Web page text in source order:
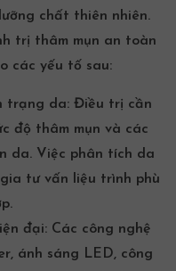
chất thiên nhiên.
trị thâm mụn an toàn
các yếu tố sau:
trạng da:Điều trị cần
độ thâm mụn và các
da. Việc phân tích da
tư vấn liệu trình phù
đại: Các công nghệ
ánh sáng LED, công